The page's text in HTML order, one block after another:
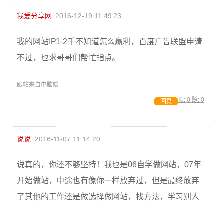
我爱分享网 2016-12-19 11:49:23
我的网站IP1-2千不知道怎么赢利，百度广告联盟申请
不过，也求哥哥们帮忙指点。
跟帖来自电脑端
顶: 0 踩: 0
回复
说说 2016-11-07 11:14:20
说真的，你还不够坚持！我也是06自学做网站，07年
开始做站，中途也有像你一样放弃过，但是最终放弃
了其他的工作还是做选择做网站，找方法，学习别人